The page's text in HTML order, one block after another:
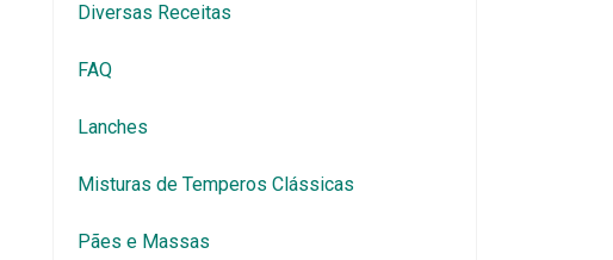
Diversas Receitas
FAQ
Lanches
Misturas de Temperos Clássicas
Pães e Massas